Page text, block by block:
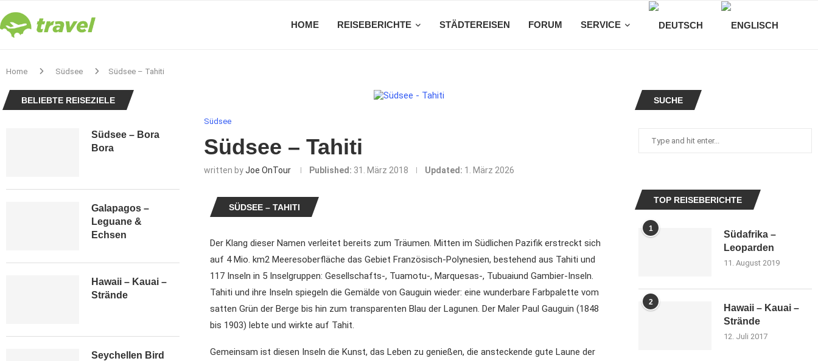
HOME REISEBERICHTE STÄDTEREISEN FORUM SERVICE
Home Südsee Südsee – Tahiti
Südsee
Südsee – Tahiti
written byJoe OnTour Published: 31. März 2018 Updated: 1. März 2026
SÜDSEE – TAHITI
Der Klang dieser Namen verleitet bereits zum Träumen. Mitten im Südlichen Pazifik erstreckt sich
auf 4 Mio. km2 Meeresoberfläche das Gebiet Französisch-Polynesien, bestehend aus Tahiti und
117 Inseln in 5 Inselgruppen: Gesellschafts-, Tuamotu-, Marquesas-, Tubuaiund Gambier-Inseln.
Tahiti und ihre Inseln spiegeln die Gemälde von Gauguin wieder: eine wunderbare Farbpalette vom
satten Grün der Berge bis hin zum transparenten Blau der Lagunen. Der Maler Paul Gauguin (1848
bis 1903) lebte und wirkte auf Tahit.
Gemeinsam ist diesen Inseln die Kunst, das Leben zu genießen, die ansteckende gute Laune der
SUCHE
TOP REISEBERICHTE
1
Südafrika –
Leoparden
11. August 2019
2
Hawaii – Kauai –
Strände
12. Juli 2017
BELIEBTE REISEZIELE
Südsee – Bora
Bora
Galapagos –
Leguane &
Echsen
Hawaii – Kauai –
Strände
Seychellen Bird